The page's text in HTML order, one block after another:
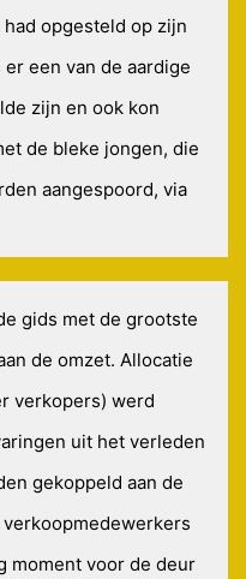
opgesteld op zijn
een van de aardige
zijn en ook kon
de bleke jongen, die
aangespoord, via
gids met de grootste
de omzet. Allocatie
verkopers) werd
uit het verleden
gekoppeld aan de
moment voor de deur